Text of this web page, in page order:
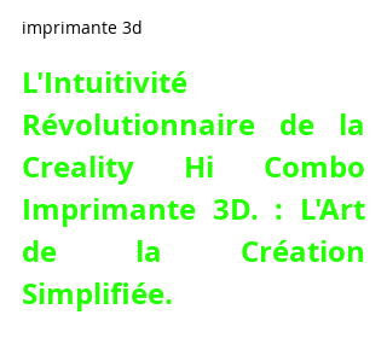
imprimante 3d
L'Intuitivité
Creality Hi Combo
Imprimante 3D. : L'Art
de la Création
Simplifiée.